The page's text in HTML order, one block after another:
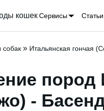
кошекСервисы Статьи
» Итальянская гончая
пород
-